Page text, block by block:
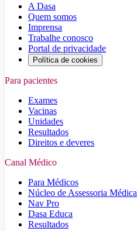
A Dasa
Quem somos
Imprensa
Trabalhe conosco
Portal de privacidade
Política de cookies
Para pacientes
Exames
Vacinas
Unidades
Resultados
Direitos e deveres
Canal Médico
Para Médicos
Núcleo de Assessoria Médica
Nav Pro
Dasa Educa
Resultados